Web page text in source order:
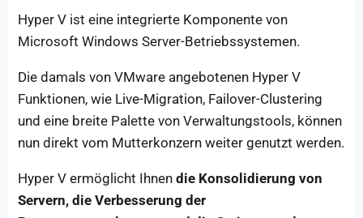
Hyper V ist eine integrierte Komponente von
Microsoft Windows Server-Betriebssystemen.
Die damals von VMware angebotenen Hyper V
Funktionen, wie Live-Migration, Failover-Clustering
und eine breite Palette von Verwaltungstools, können
nun direkt vom Mutterkonzern weiter genutzt werden.
Hyper V ermöglicht Ihnen die Konsolidierung von
Servern, die Verbesserung der